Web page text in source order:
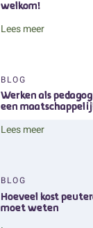
welkom!
Lees meer
BLOG
Werken als
een
Lees meer
BLOG
Hoeveel kost
moet weten